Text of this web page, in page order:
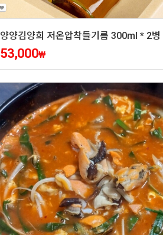
양양김양희 저온압착들기름 300ml * 2병
53,000₩